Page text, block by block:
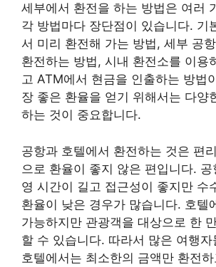
세부에서 환전을 하는 방법은 여러
각 방법마다 장단점이 있습니다. 기
서 미리 환전해 가는 방법, 세부 공
환전하는 방법, 시내 환전소를 이용
고 ATM에서 현금을 인출하는 방법
장 좋은 환율을 얻기 위해서는 다양
하는 것이 중요합니다.
공항과 호텔에서 환전하는 것은 편
으로 환율이 좋지 않은 편입니다.
영 시간이 길고 접근성이 좋지만 수
환율이 낮은 경우가 많습니다. 호텔
가능하지만 관광객을 대상으로 한
할 수 있습니다. 따라서 많은 여행
호텔에서는 최소한의 금액만 환전